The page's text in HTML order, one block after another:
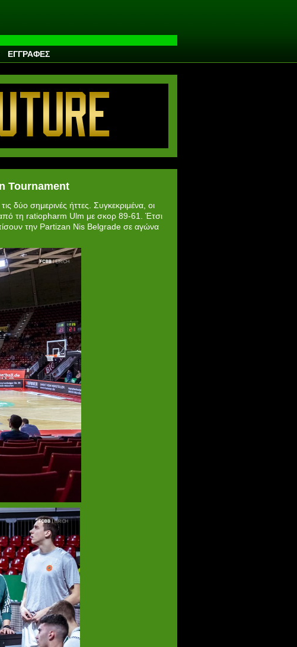
ΕΓΓΡΑΦΕΣ
Tournament
δύο σημερινές ήττες. Συγκεκριμένα, οι
τη ratiopharm Ulm με σκορ 89-61. Έτσι
την Partizan Nis Belgrade σε αγώνα